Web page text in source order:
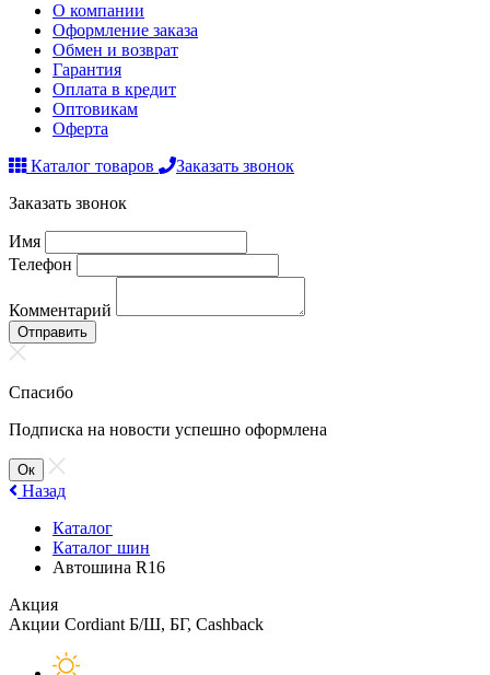
О компании
Оформление заказа
Обмен и возврат
Гарантия
Оплата в кредит
Оптовикам
Оферта
Каталог товаров
Заказать звонок
Заказать звонок
Имя
Телефон
Комментарий
Отправить
Спасибо
Подписка на новости успешно оформлена
Ок
Назад
Каталог
Каталог шин
Автошина R16
Акция
Акции Cordiant Б/Ш, БГ, Cashback